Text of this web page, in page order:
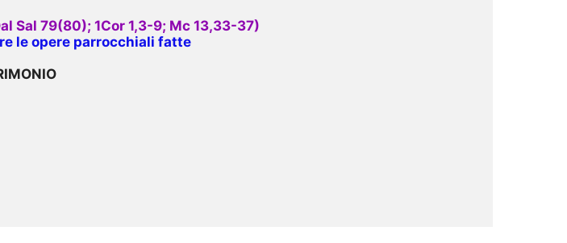
Sal 79(80); 1Cor 1,3-9; Mc 13,33-37)
le opere parrocchiali fatte